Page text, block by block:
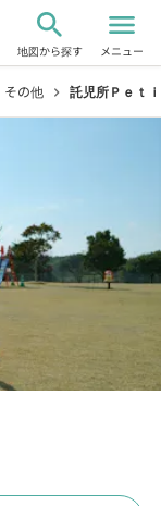
search
地図から探す
menu
メニュー
その他 chevron_right 託児所Ｐｅｔ